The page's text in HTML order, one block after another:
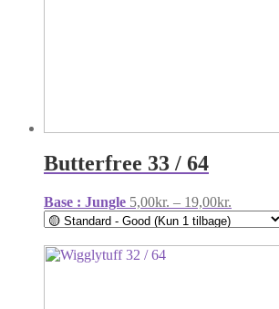
Butterfree 33 / 64
Base : Jungle 5,00kr. – 19,00kr.
19,00kr.